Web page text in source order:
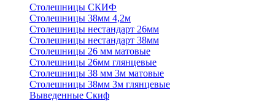
Столешницы СКИФ
Столешницы 38мм 4,2м
Столешницы нестандарт 26мм
Столешницы нестандарт 38мм
Столешницы 26 мм матовые
Столешницы 26мм глянцевые
Столешницы 38 мм 3м матовые
Столешницы 38мм 3м глянцевые
Выведенные Скиф